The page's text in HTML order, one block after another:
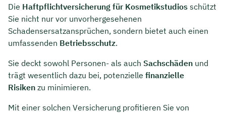
Kontakt
Die Haftpflichtversicherung für Kosmetikstudios schützt
Sie nicht nur vor unvorhergesehenen
Schadensersatzansprüchen, sondern bietet auch einen
umfassenden Betriebsschutz.
Sie deckt sowohl Personen- als auch Sachschäden und
trägt wesentlich dazu bei, potenzielle finanzielle
Risiken zu minimieren.
Mit einer solchen Versicherung profitieren Sie von